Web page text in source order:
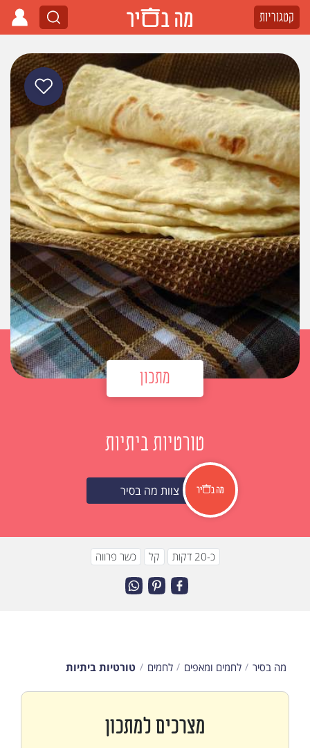
קטגוריות
מתכון
טורטיות ביתיות
צוות מה בסיר
כ-20 דקות קל כשר פרווה
מה בסיר לחמים ומאפים לחמים טורטיות ביתיות
מצרכים למתכון